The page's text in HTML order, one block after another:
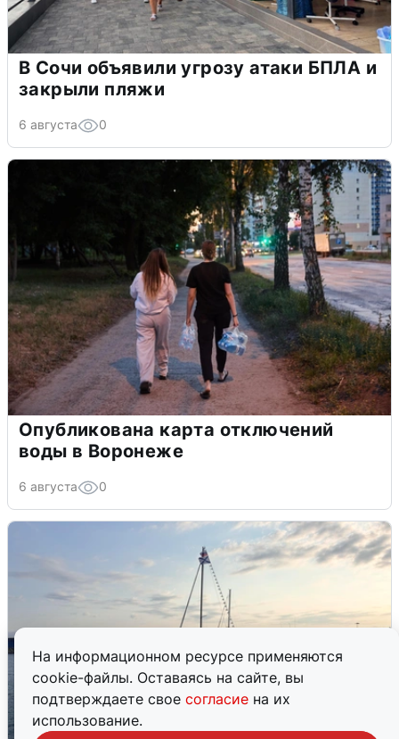
На информационном ресурсе применяются
cookie-файлы. Оставаясь на сайте, вы
подтверждаете свое согласие на их
использование.
В Сочи объявили угрозу атаки БПЛА и
закрыли пляжи
6 августа 0
Опубликована карта отключений
воды в Воронеже
6 августа 0